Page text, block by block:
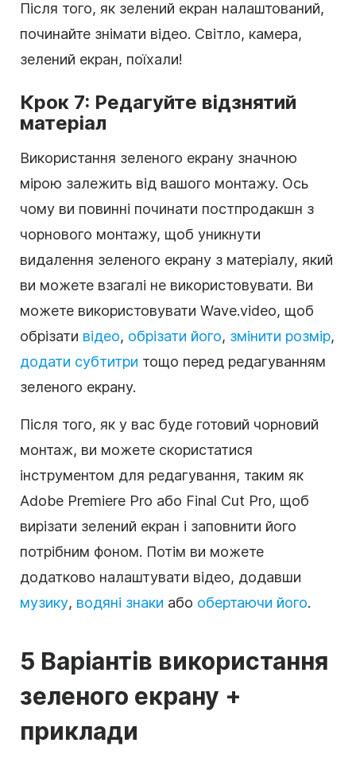
Після того, як зелений екран налаштований,
починайте знімати відео. Світло, камера,
зелений екран, поїхали!
Крок 7: Редагуйте відзнятий
матеріал
Використання зеленого екрану значною
мірою залежить від вашого монтажу. Ось
чому ви повинні починати постпродакшн з
чорнового монтажу, щоб уникнути
видалення зеленого екрану з матеріалу, який
ви можете взагалі не використовувати. Ви
можете використовувати Wave.video, щоб
обрізати відео, обрізати його, змінити розмір,
додати субтитри тощо перед редагуванням
зеленого екрану.
Після того, як у вас буде готовий чорновий
монтаж, ви можете скористатися
інструментом для редагування, таким як
Adobe Premiere Pro або Final Cut Pro, щоб
вирізати зелений екран і заповнити його
потрібним фоном. Потім ви можете
додатково налаштувати відео, додавши
музику, водяні знаки або обертаючи його.
5 Варіантів використання
зеленого екрану +
приклади